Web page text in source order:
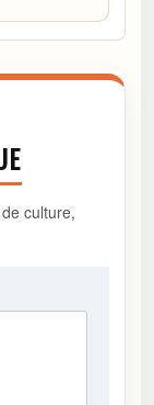
culture,